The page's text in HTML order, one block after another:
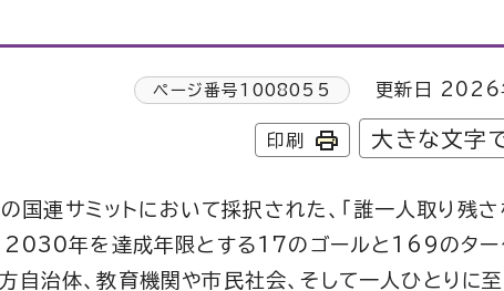
ページ番号 1008055 更新日 2026
印刷 大きな文字
連サミットにおいて採択された、「誰一人取り残さ
2030年を達成年限とする17のゴールと169のター
治体、教育機関や市民社会、そして一人ひとりに至